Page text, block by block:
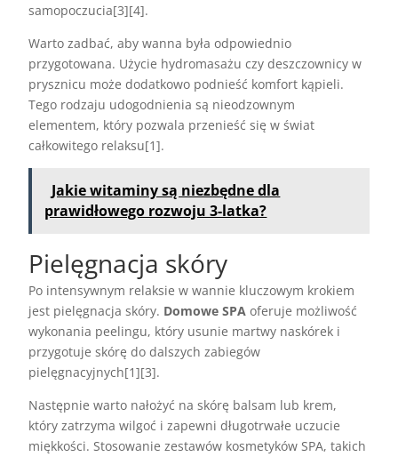
samopoczucia[3][4].
Warto zadbać, aby wanna była odpowiednio
przygotowana. Użycie hydromasażu czy deszczownicy w
prysznicu może dodatkowo podnieść komfort kąpieli.
Tego rodzaju udogodnienia są nieodzownym
elementem, który pozwala przenieść się w świat
całkowitego relaksu[1].
Jakie witaminy są niezbędne dla
prawidłowego rozwoju 3-latka?
Pielęgnacja skóry
Po intensywnym relaksie w wannie kluczowym krokiem
jest pielęgnacja skóry. Domowe SPA oferuje możliwość
wykonania peelingu, który usunie martwy naskórek i
przygotuje skórę do dalszych zabiegów
pielęgnacyjnych[1][3].
Następnie warto nałożyć na skórę balsam lub krem,
który zatrzyma wilgoć i zapewni długotrwałe uczucie
miękkości. Stosowanie zestawów kosmetyków SPA, takich